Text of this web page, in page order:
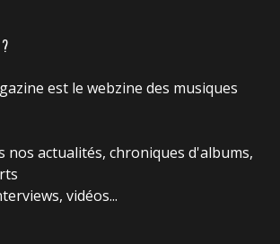
est le webzine des musiques
nos actualités, chroniques d'albums,
vidéos...